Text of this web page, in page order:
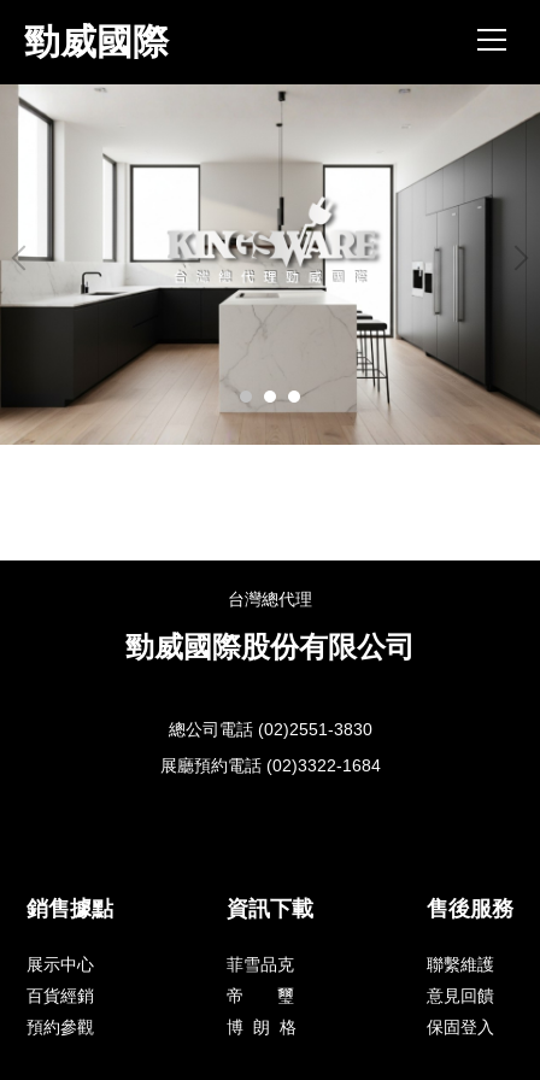
跳
到
主
要
勁威國際
台灣總代理
勁威國際股份有限公司
總公司電話 (02)2551-3830
展廳預約電話 (02)3322-1684
銷售據點
展示中心
百貨經銷
預約參觀
資訊下載
菲雪品克
帝 璽
博 朗 格
售後服務
聯繫維護
意見回饋
保固登入